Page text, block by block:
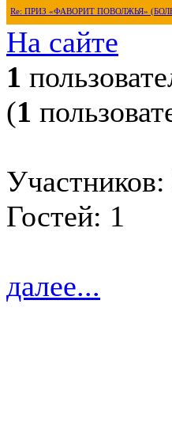
Re: ПРИЗ «ФАВОРИТ ПОВОЛЖЬЯ»
На сайте
1
(1
Участников:
Гостей: 1
далее...